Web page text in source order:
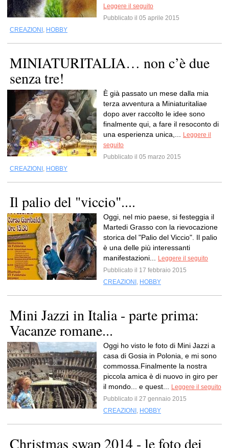
Leggere il seguito
Pubblicato il 05 aprile 2015
CREAZIONI , HOBBY
MINIATURITALIA… non c’è due
senza tre!
È già passato un mese dalla mia
terza avventura a Miniaturitaliae
dopo aver raccolto le idee sono
finalmente qui, a fare il resoconto di
una esperienza unica,...
Leggere il
seguito
Pubblicato il 05 marzo 2015
CREAZIONI , HOBBY
Il palio del "viccio"....
Oggi, nel mio paese, si festeggia il
Martedi Grasso con la rievocazione
storica del "Palio del Viccio". Il palio
è una delle più interessanti
manifestazioni...
Leggere il seguito
Pubblicato il 17 febbraio 2015
CREAZIONI , HOBBY
Mini Jazzi in Italia - parte prima:
Vacanze romane...
Oggi ho visto le foto di Mini Jazzi a
casa di Gosia in Polonia, e mi sono
commossa.Finalmente la nostra
piccola amica è di nuovo in giro per
il mondo... e quest...
Leggere il seguito
Pubblicato il 27 gennaio 2015
CREAZIONI , HOBBY
Christmas swap 2014 - le foto dei